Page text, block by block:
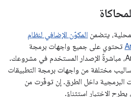
يتضمن المكوّن الإضافي لنظام
تحتوي على جميع واجهات برمجة
التطبيقات لإطار عمل Android، مباشرةً الإصدار المستخدم في مشروعك.
مختلفة من واجهات برمجة التطبيقات
البرمجية داخل الطرق. إن توفّرت من
الاختبار استثناءً.